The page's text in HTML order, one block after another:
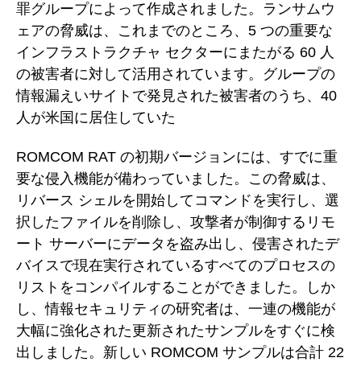
罪グループによって作成されました。ランサムウ
ェアの脅威は、これまでのところ、5 つの重要な
インフラストラクチャ セクターにまたがる 60 人
の被害者に対して活用されています。グループの
情報漏えいサイトで発見された被害者のうち、40
人が米国に居住していた
ROMCOM RAT の初期バージョンには、すでに重
要な侵入機能が備わっていました。この脅威は、
リバース シェルを開始してコマンドを実行し、選
択したファイルを削除し、攻撃者が制御するリモ
ート サーバーにデータを盗み出し、侵害されたデ
バイスで現在実行されているすべてのプロセスの
リストをコンパイルすることができました。しか
し、情報セキュリティの研究者は、一連の機能が
大幅に強化された更新されたサンプルをすぐに検
出しました。新しい ROMCOM サンプルは合計 22